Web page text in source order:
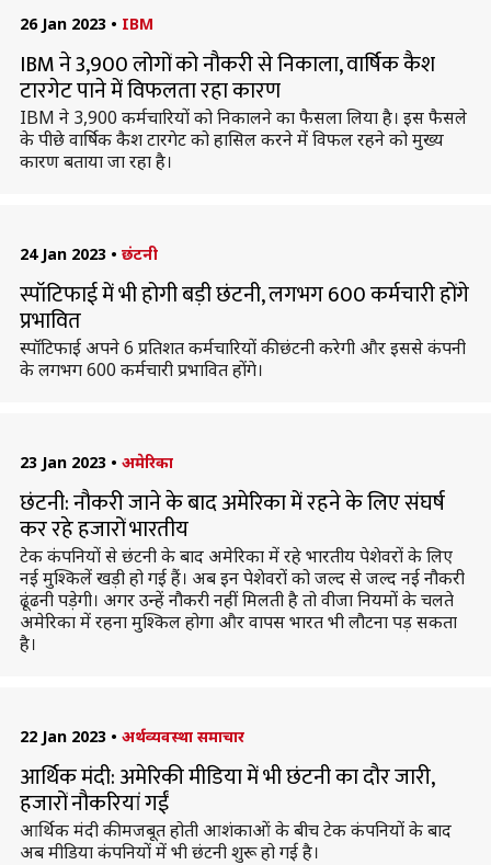
26 Jan 2023 • IBM
IBM ने 3,900 लोगों को नौकरी से निकाला, वार्षिक कैश
टारगेट पाने में विफलता रहा कारण
IBM ने 3,900 कर्मचारियों को निकालने का फैसला लिया है। इस फैसले
के पीछे वार्षिक कैश टारगेट को हासिल करने में विफल रहने को मुख्य
कारण बताया जा रहा है।
24 Jan 2023 • छंटनी
स्पॉटिफाई में भी होगी बड़ी छंटनी, लगभग 600 कर्मचारी होंगे
प्रभावित
स्पॉटिफाई अपने 6 प्रतिशत कर्मचारियों की छंटनी करेगी और इससे कंपनी
के लगभग 600 कर्मचारी प्रभावित होंगे।
23 Jan 2023 • अमेरिका
छंटनी: नौकरी जाने के बाद अमेरिका में रहने के लिए संघर्ष
कर रहे हजारों भारतीय
टेक कंपनियों से छंटनी के बाद अमेरिका में रहे भारतीय पेशेवरों के लिए
नई मुश्किलें खड़ी हो गई हैं। अब इन पेशेवरों को जल्द से जल्द नई नौकरी
ढूंढनी पड़ेगी। अगर उन्हें नौकरी नहीं मिलती है तो वीजा नियमों के चलते
अमेरिका में रहना मुश्किल होगा और वापस भारत भी लौटना पड़ सकता
है।
22 Jan 2023 • अर्थव्यवस्था समाचार
आर्थिक मंदी: अमेरिकी मीडिया में भी छंटनी का दौर जारी,
हजारों नौकरियां गईं
आर्थिक मंदी की मजबूत होती आशंकाओं के बीच टेक कंपनियों के बाद
अब मीडिया कंपनियों में भी छंटनी शुरू हो गई है।